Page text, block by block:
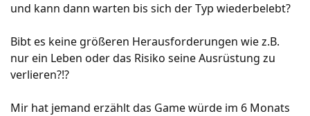
und kann dann warten bis sich der Typ wiederbelebt?
Bibt es keine größeren Herausforderungen wie z.B.
nur ein Leben oder das Risiko seine Ausrüstung zu
verlieren?!?
Mir hat jemand erzählt das Game würde im 6 Monats